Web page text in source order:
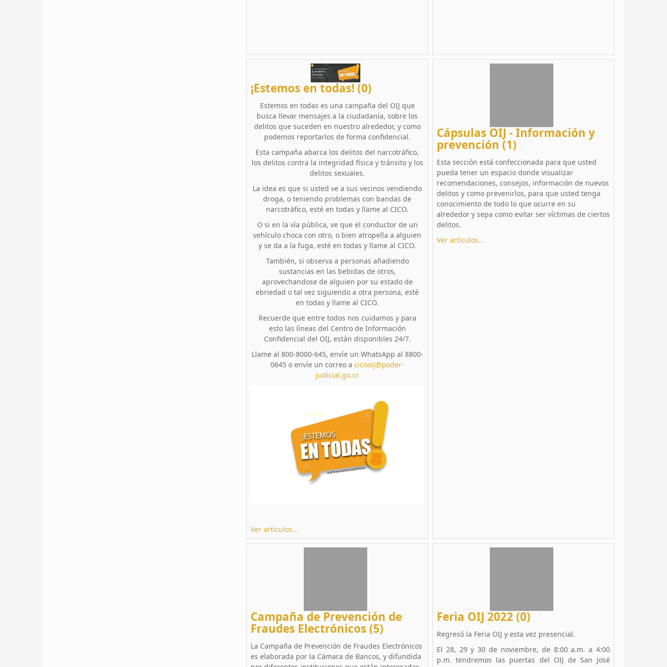
¡Estemos en todas! (0)
Estemos en todas es una campaña del OIJ que
busca llevar mensajes a la ciudadanía, sobre los
delitos que suceden en nuestro alrededor, y como
podemos reportarlos de forma confidencial.
Esta campaña abarca los delitos del narcotráfico,
los delitos contra la integridad física y tránsito y los
delitos sexuales.
La idea es que si usted ve a sus vecinos vendiendo
droga, o teniendo problemas con bandas de
narcotráfico, esté en todas y llame al CICO.
O si en la vía pública, ve que el conductor de un
vehículo choca con otro, o bien atropella a alguien
y se da a la fuga, esté en todas y llame al CICO.
También, si observa a personas añadiendo
sustancias en las bebidas de otros,
aprovechandose de alguien por su estado de
ebriedad o tal vez siguiendo a otra persona, esté
en todas y llame al CICO.
Recuerde que entre todos nos cuidamos y para
esto las líneas del Centro de Información
Confidencial del OIJ, están disponibles 24/7.
Llame al 800-8000-645, envíe un WhatsApp al 8800-
0645 o envíe un correo a cicooij@poder-
judicial.go.cr
Ver artículos...
Cápsulas OIJ - Información y
prevención (1)
Esta sección está confeccionada para que usted
pueda tener un espacio donde visualizar
recomendaciones, consejos, información de nuevos
delitos y como prevenirlos, para que usted tenga
conocimiento de todo lo que ocurre en su
alrededor y sepa como evitar ser víctimas de ciertos
delitos.
Ver artículos...
Campaña de Prevención de
Fraudes Electrónicos (5)
La Campaña de Prevención de Fraudes Electrónicos
es elaborada por la Cámara de Bancos, y difundida
Feria OIJ 2022 (0)
Regresó la Feria OIJ y esta vez presencial.
El 28, 29 y 30 de noviembre, de 8:00 a.m. a 4:00
p.m. tendremos las puertas del OIJ de San José